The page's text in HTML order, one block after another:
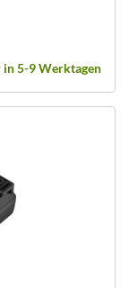
in 5-9 Werktagen